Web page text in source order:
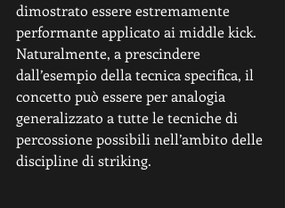
dimostrato essere estremamente
performante applicato ai middle kick.
Naturalmente, a prescindere
dall’esempio della tecnica specifica, il
concetto può essere per analogia
generalizzato a tutte le tecniche di
percossione possibili nell’ambito delle
discipline di striking.